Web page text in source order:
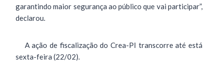
garantindo maior segurança ao público que vai participar”,
declarou.
A ação de fiscalização do Crea-PI transcorre até está
sexta-feira (22/02).